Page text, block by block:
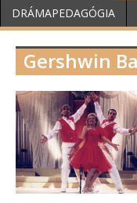
DRÁMAPEDAGÓGIA
Gershwin